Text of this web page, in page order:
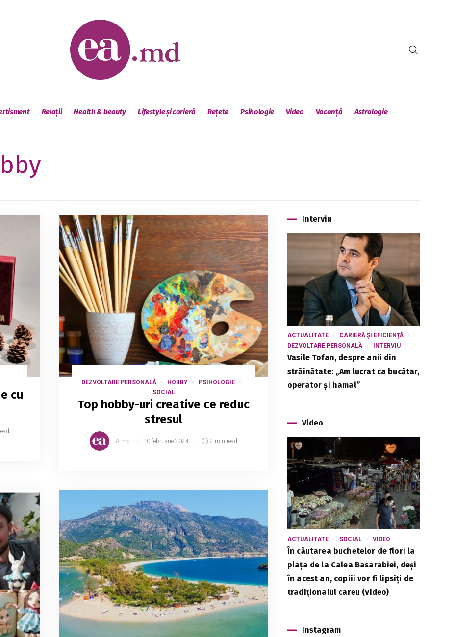
Relații Health & beauty Lifestyle și carieră Rețete Psihologie Video Vacanță Astrologie
cu
DEZVOLTARE PERSONALĂ HOBBY
PSIHOLOGIE
SOCIAL
Top hobby-uri creative ce reduc
stresul
EA.md 10 februarie 2024 2 min read
Interviu
ACTUALITATE
CARIERĂ ȘI EFICIENȚĂ
DEZVOLTARE PERSONALĂ
INTERVIU
Vasile Tofan, despre anii din
străinătate: „Am lucrat ca bucătar,
operator și hamal”
Video
ACTUALITATE SOCIAL VIDEO
În căutarea buchetelor de flori la
piața de la Calea Basarabiei, deși
în acest an, copiii vor fi lipsiți de
tradiționalul careu (Video)
Instagram